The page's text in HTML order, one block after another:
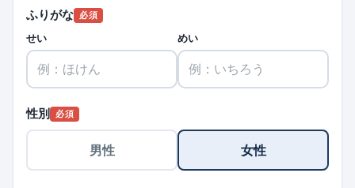
ふりがな 必須
せい めい
性別 必須
男性 女性